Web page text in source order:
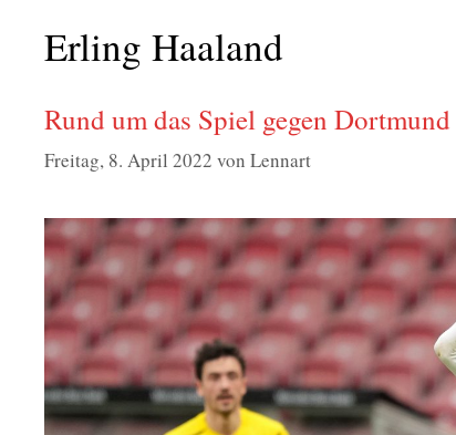
Erling Haaland
Rund um das Spiel gegen Dortmund
Freitag, 8. April 2022 von Lennart